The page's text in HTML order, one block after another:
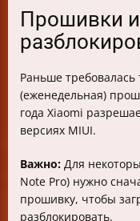
Прошивки
Раньше требовалась
(еженедельная)
года Xiaomi
версиях MIUI.
Важно: Для
Note Pro) нужно
прошивку, чтобы
разблокировать.